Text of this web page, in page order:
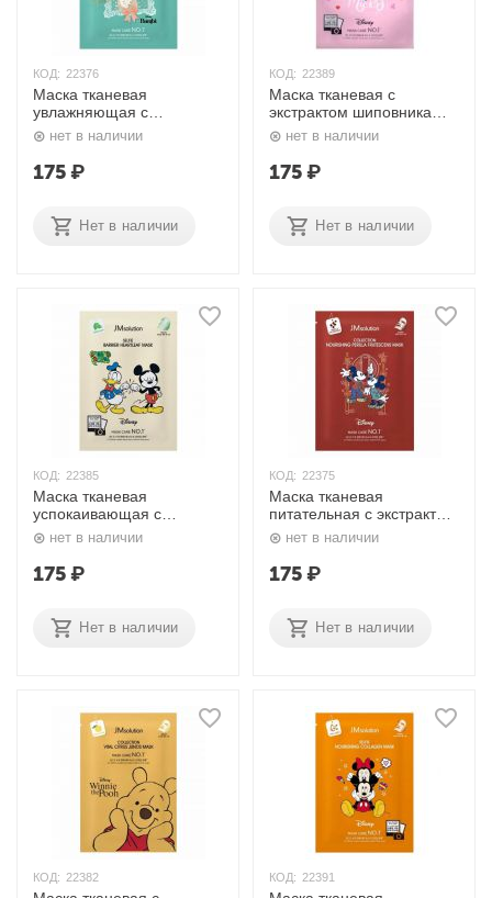
КОД: 22376
Маска тканевая
увлажняющая с
экстрактом кактуса Disney
Сollection Moisture Cactus
Mask 30 мл JMsolution
нет в наличии
175₽
Нет в наличии
КОД: 22389
Маска тканевая с
экстрактом шиповника
Disney Collection Selfie
Vital Rosehip Mask 30 мл
JMSolution
нет в наличии
175₽
Нет в наличии
КОД: 22385
Маска тканевая
успокаивающая с
экстрактом хауттюйнии
Disney Collection Selfie
Barrier Heartleaf Mask 30
мл JMsolution
нет в наличии
175₽
Нет в наличии
КОД: 22375
Маска тканевая
питательная с экстрактом
листьев периллы Disney
Collection Nourishing
Perilla Frutescens Mask 30
мл JMsolution
нет в наличии
175₽
Нет в наличии
КОД: 22382 КОД: 22391